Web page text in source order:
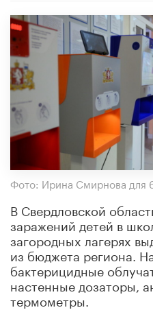
Фото: Ирина Смирнова для
В Свердловской
заражений детей в
загородных лагерях
из бюджета региона.
бактерицидные
настенные дозаторы,
термометры.